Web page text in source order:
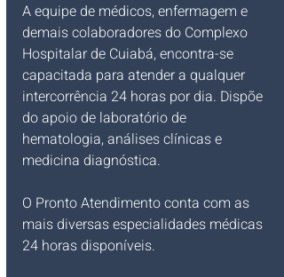
A equipe de médicos, enfermagem e
demais colaboradores do Complexo
Hospitalar de Cuiabá, encontra-se
capacitada para atender a qualquer
intercorrência 24 horas por dia. Dispõe
do apoio de laboratório de
hematologia, análises clínicas e
medicina diagnóstica.
O Pronto Atendimento conta com as
mais diversas especialidades médicas
24 horas disponíveis.